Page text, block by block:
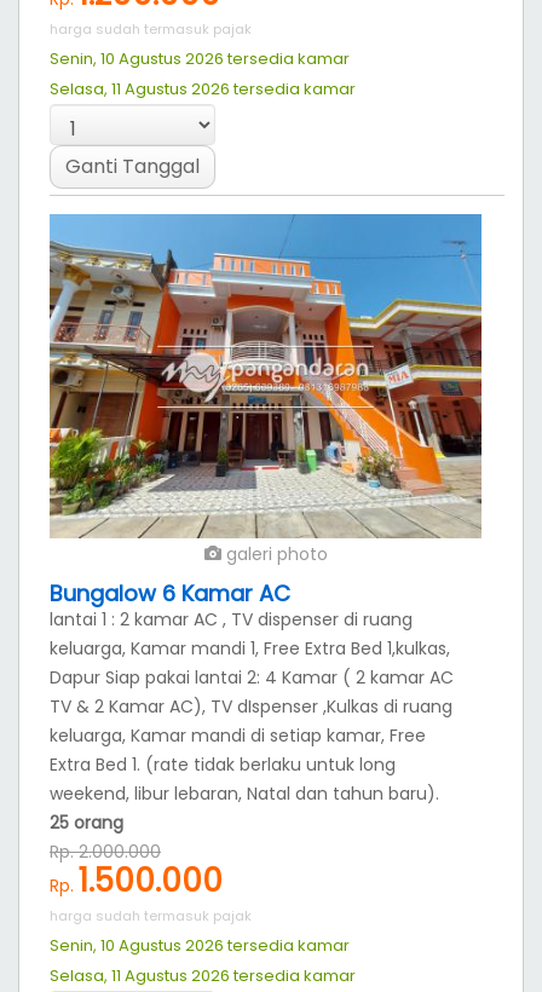
Selasa, 11 Agustus 2026 tersedia
Ganti Tanggal
galeri photo
Bungalow 3-4 Kamar
3-4 kamar AC(3 Kamar 1 bed dilantai 2 dan 1
heater), kulkas, tv, dispenser, ruang keluarga,
dapur siap pakai, lantai 1 untk parkir (rate tidak
berlaku untuk long weekend, libur lebaran, Natal
dan tahun baru)
Rp. 1.500.000
Rp.1.200.000
harga sudah termasuk pajak
Senin, 10 Agustus 2026 tersedia
Selasa, 11 Agustus 2026 tersedia
Ganti Tanggal